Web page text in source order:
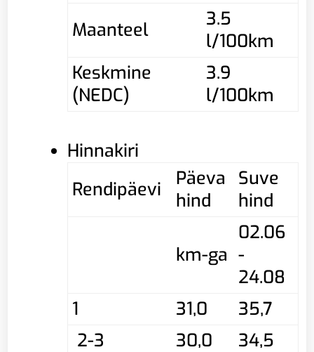
Maanteel
3.5
l/100km
Keskmine
(NEDC)
3.9
l/100km
Hinnakiri
Rendipäevi
Päeva
hind
Suve
hind
km-ga
02.06
-
24.08
1
31,0
35,7
2-3
30,0
34,5